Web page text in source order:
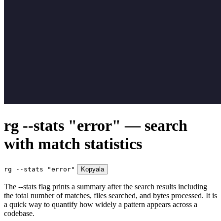
rg --stats "error" — search
with match statistics
rg --stats "error" Kopyala
The --stats flag prints a summary after the search results including
the total number of matches, files searched, and bytes processed. It is
a quick way to quantify how widely a pattern appears across a
codebase.